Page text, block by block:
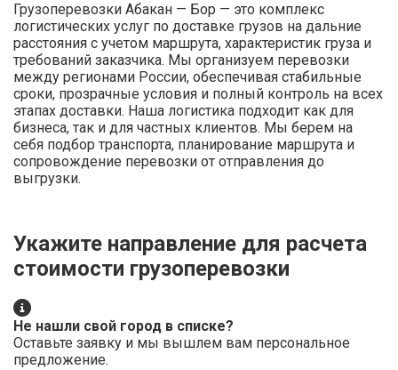
Грузоперевозки Абакан — Бор — это комплекс
логистических услуг по доставке грузов на дальние
расстояния с учетом маршрута, характеристик груза и
требований заказчика. Мы организуем перевозки
между регионами России, обеспечивая стабильные
сроки, прозрачные условия и полный контроль на всех
этапах доставки. Наша логистика подходит как для
бизнеса, так и для частных клиентов. Мы берем на
себя подбор транспорта, планирование маршрута и
сопровождение перевозки от отправления до
выгрузки.
Укажите направление для расчета
стоимости грузоперевозки
Не нашли свой город в списке?
Оставьте заявку и мы вышлем вам персональное
предложение.